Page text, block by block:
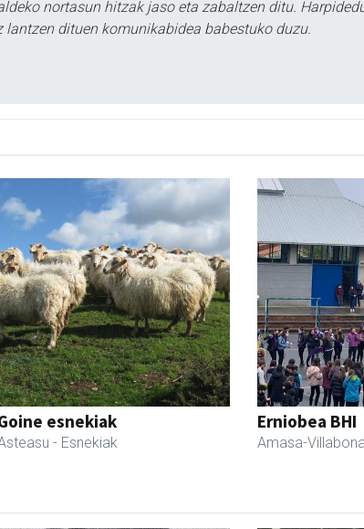
nortasun hitzak jaso eta zabaltzen ditu.
lantzen dituen komunikabidea babestuko duzu.
esnekiak
- Esnekiak
Erniobea BHI
Amasa-Villabona